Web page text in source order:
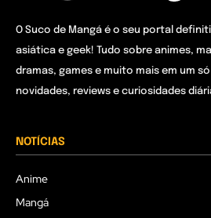
O Suco de Mangá é o seu portal
asiática e geek! Tudo sobre animes,
dramas, games e muito mais em um
novidades, reviews e curiosidades
NOTÍCIAS
Anime
Mangá